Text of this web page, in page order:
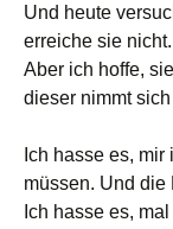
Und heute
erreiche sie
Aber ich hoffe,
dieser nimmt
Ich hasse es,
müssen. Und die
Ich hasse es,